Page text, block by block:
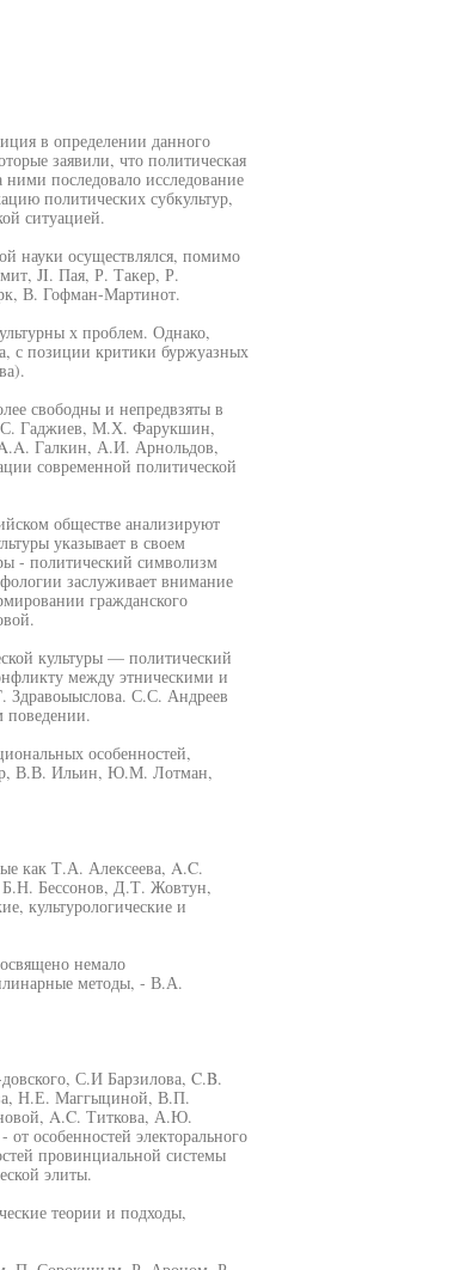
в определении данного
заявили, что политическая
последовало исследование
политических субкультур,
ситуацией.
науки осуществлялся, помимо
JI. Пая, Р. Такер, Р.
В. Гофман-Мартинот.
х проблем. Однако,
с позиции критики буржуазных
свободны и непредвзяты в
Гаджиев, М.Х. Фарукшин,
Галкин, А.И. Арнольдов,
современной политической
обществе анализируют
указывает в своем
- политический символизм
заслуживает внимание
гражданского
культуры — политический
между этническими и
Здравоыыслова. С.С. Андреев
поведении.
особенностей,
В.В. Ильин, Ю.М. Лотман,
как Т.А. Алексеева, A.C.
Бессонов, Д.Т. Жовтун,
культурологические и
немало
методы, - В.А.
С.И Барзилова, C.B.
Н.Е. Маггыциной, В.П.
A.C. Титкова, А.Ю.
особенностей электорального
провинциальной системы
элиты.
теории и подходы,